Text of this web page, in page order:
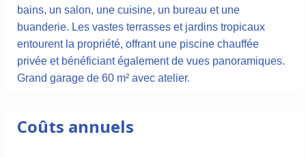
bains, un salon, une cuisine, un bureau et une
buanderie. Les vastes terrasses et jardins tropicaux
entourent la propriété, offrant une piscine chauffée
privée et bénéficiant également de vues panoramiques.
Grand garage de 60 m² avec atelier.
Coûts annuels